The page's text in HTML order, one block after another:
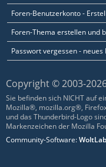
Foren-Benutzerkonto -
Foren-Thema erstellen und
Passwort vergessen -
Copyright © 2003-
Sie befinden sich NICHT auf
Mozilla®, mozilla.org®,
und das Thunderbird-Logo
Markenzeichen der Mozilla
Community-Software: